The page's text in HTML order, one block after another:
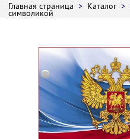
Главная страница > Каталог >
символикой